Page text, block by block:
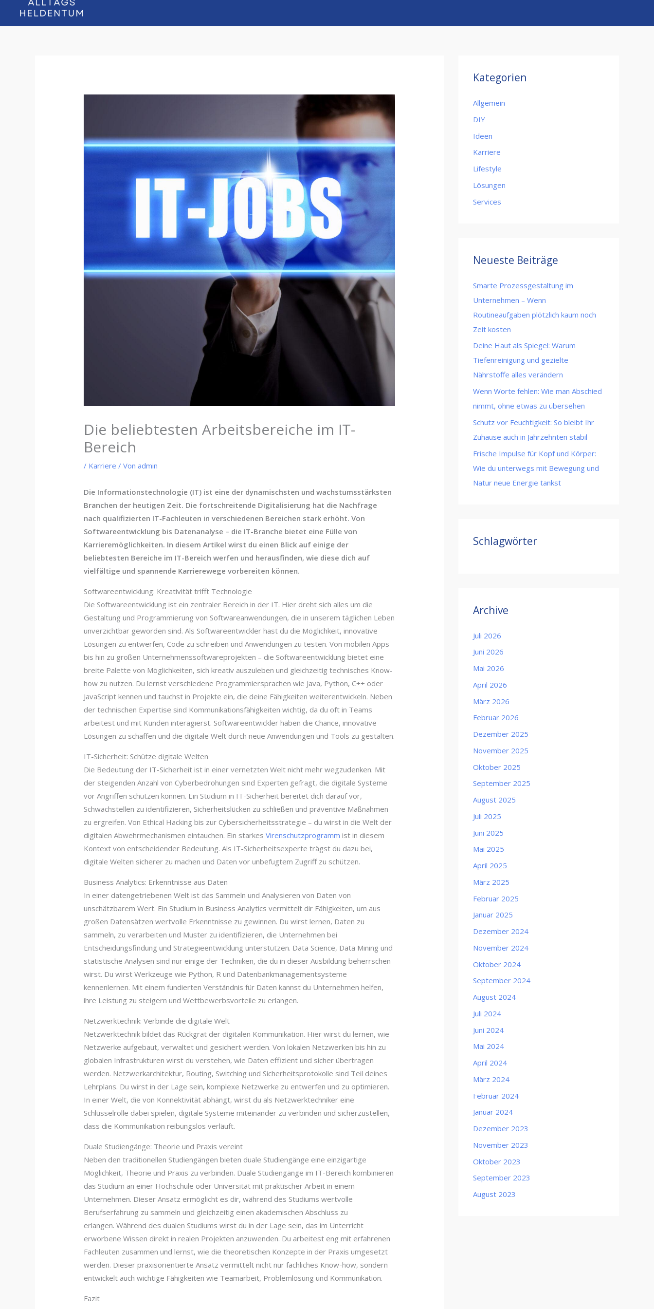
Die beliebtesten Arbeitsbereiche im IT-
Bereich
/ Karriere / Vonadmin
Die Informationstechnologie (IT) ist eine der dynamischsten und wachstumsstärksten
Branchen der heutigen Zeit. Die fortschreitende Digitalisierung hat die Nachfrage
nach qualifizierten IT-Fachleuten in verschiedenen Bereichen stark erhöht. Von
Softwareentwicklung bis Datenanalyse – die IT-Branche bietet eine Fülle von
Karrieremöglichkeiten. In diesem Artikel wirst du einen Blick auf einige der
beliebtesten Bereiche im IT-Bereich werfen und herausfinden, wie diese dich auf
vielfältige und spannende Karrierewege vorbereiten können.
Softwareentwicklung: Kreativität trifft Technologie
Die Softwareentwicklung ist ein zentraler Bereich in der IT. Hier dreht sich alles um die
Gestaltung und Programmierung von Softwareanwendungen, die in unserem täglichen Leben
unverzichtbar geworden sind. Als Softwareentwickler hast du die Möglichkeit, innovative
Lösungen zu entwerfen, Code zu schreiben und Anwendungen zu testen. Von mobilen Apps
bis hin zu großen Unternehmenssoftwareprojekten – die Softwareentwicklung bietet eine
breite Palette von Möglichkeiten, sich kreativ auszuleben und gleichzeitig technisches Know-
how zu nutzen. Du lernst verschiedene Programmiersprachen wie Java, Python, C++ oder
JavaScript kennen und tauchst in Projekte ein, die deine Fähigkeiten weiterentwickeln. Neben
der technischen Expertise sind Kommunikationsfähigkeiten wichtig, da du oft in Teams
arbeitest und mit Kunden interagierst. Softwareentwickler haben die Chance, innovative
Lösungen zu schaffen und die digitale Welt durch neue Anwendungen und Tools zu gestalten.
IT-Sicherheit: Schütze digitale Welten
Die Bedeutung der IT-Sicherheit ist in einer vernetzten Welt nicht mehr wegzudenken. Mit
der steigenden Anzahl von Cyberbedrohungen sind Experten gefragt, die digitale Systeme
vor Angriffen schützen können. Ein Studium in IT-Sicherheit bereitet dich darauf vor,
Schwachstellen zu identifizieren, Sicherheitslücken zu schließen und präventive Maßnahmen
zu ergreifen. Von Ethical Hacking bis zur Cybersicherheitsstrategie – du wirst in die Welt der
digitalen Abwehrmechanismen eintauchen. Ein starkesVirenschutzprogramm ist in diesem
Kontext von entscheidender Bedeutung. Als IT-Sicherheitsexperte trägst du dazu bei,
digitale Welten sicherer zu machen und Daten vor unbefugtem Zugriff zu schützen.
Business Analytics: Erkenntnisse aus Daten
In einer datengetriebenen Welt ist das Sammeln und Analysieren von Daten von
unschätzbarem Wert. Ein Studium in Business Analytics vermittelt dir Fähigkeiten, um aus
großen Datensätzen wertvolle Erkenntnisse zu gewinnen. Du wirst lernen, Daten zu
sammeln, zu verarbeiten und Muster zu identifizieren, die Unternehmen bei
Entscheidungsfindung und Strategieentwicklung unterstützen. Data Science, Data Mining und
statistische Analysen sind nur einige der Techniken, die du in dieser Ausbildung beherrschen
wirst. Du wirst Werkzeuge wie Python, R und Datenbankmanagementsysteme
kennenlernen. Mit einem fundierten Verständnis für Daten kannst du Unternehmen helfen,
ihre Leistung zu steigern und Wettbewerbsvorteile zu erlangen.
Netzwerktechnik: Verbinde die digitale Welt
Netzwerktechnik bildet das Rückgrat der digitalen Kommunikation. Hier wirst du lernen, wie
Netzwerke aufgebaut, verwaltet und gesichert werden. Von lokalen Netzwerken bis hin zu
globalen Infrastrukturen wirst du verstehen, wie Daten effizient und sicher übertragen
werden. Netzwerkarchitektur, Routing, Switching und Sicherheitsprotokolle sind Teil deines
Lehrplans. Du wirst in der Lage sein, komplexe Netzwerke zu entwerfen und zu optimieren.
In einer Welt, die von Konnektivität abhängt, wirst du als Netzwerktechniker eine
Schlüsselrolle dabei spielen, digitale Systeme miteinander zu verbinden und sicherzustellen,
dass die Kommunikation reibungslos verläuft.
Duale Studiengänge: Theorie und Praxis vereint
Neben den traditionellen Studiengängen bieten duale Studiengänge eine einzigartige
Möglichkeit, Theorie und Praxis zu verbinden. Duale Studiengänge im IT-Bereich kombinieren
das Studium an einer Hochschule oder Universität mit praktischer Arbeit in einem
Unternehmen. Dieser Ansatz ermöglicht es dir, während des Studiums wertvolle
Berufserfahrung zu sammeln und gleichzeitig einen akademischen Abschluss zu
erlangen. Während des dualen Studiums wirst du in der Lage sein, das im Unterricht
erworbene Wissen direkt in realen Projekten anzuwenden. Du arbeitest eng mit erfahrenen
Fachleuten zusammen und lernst, wie die theoretischen Konzepte in der Praxis umgesetzt
werden. Dieser praxisorientierte Ansatz vermittelt nicht nur fachliches Know-how, sondern
entwickelt auch wichtige Fähigkeiten wie Teamarbeit, Problemlösung und Kommunikation.
Fazit
Kategorien
Allgemein
DIY
Ideen
Karriere
Lifestyle
Lösungen
Services
Neueste Beiträge
Smarte Prozessgestaltung im
Unternehmen – Wenn
Routineaufgaben plötzlich kaum noch
Zeit kosten
Deine Haut als Spiegel: Warum
Tiefenreinigung und gezielte
Nährstoffe alles verändern
Wenn Worte fehlen: Wie man Abschied
nimmt, ohne etwas zu übersehen
Schutz vor Feuchtigkeit: So bleibt Ihr
Zuhause auch in Jahrzehnten stabil
Frische Impulse für Kopf und Körper:
Wie du unterwegs mit Bewegung und
Natur neue Energie tankst
Schlagwörter
Archive
Juli 2026
Juni 2026
Mai 2026
April 2026
März 2026
Februar 2026
Dezember 2025
November 2025
Oktober 2025
September 2025
August 2025
Juli 2025
Juni 2025
Mai 2025
April 2025
März 2025
Februar 2025
Januar 2025
Dezember 2024
November 2024
Oktober 2024
September 2024
August 2024
Juli 2024
Juni 2024
Mai 2024
April 2024
März 2024
Februar 2024
Januar 2024
Dezember 2023
November 2023
Oktober 2023
September 2023
August 2023